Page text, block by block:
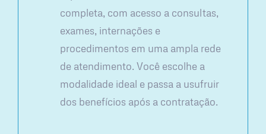
completa, com acesso a consultas,
exames, internações e
procedimentos em uma ampla rede
de atendimento. Você escolhe a
modalidade ideal e passa a usufruir
dos benefícios após a contratação.